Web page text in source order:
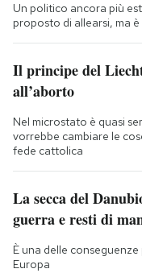
Un politico ancora più
proposto di allearsi, ma
Il principe del
all’aborto
Nel microstato è quasi
vorrebbe cambiare le
fede cattolica
La secca del
guerra e resti di
È una delle
Europa